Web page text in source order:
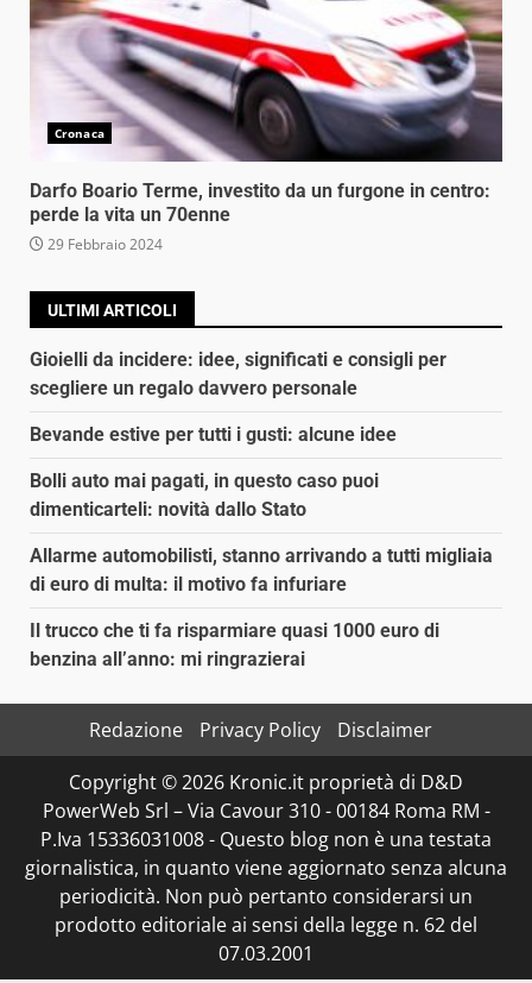
Cronaca
Darfo Boario Terme, investito da un furgone in centro:
perde la vita un 70enne
29 Febbraio 2024
ULTIMI ARTICOLI
Gioielli da incidere: idee, significati e consigli per
scegliere un regalo davvero personale
Bevande estive per tutti i gusti: alcune idee
Bolli auto mai pagati, in questo caso puoi
dimenticarteli: novità dallo Stato
Allarme automobilisti, stanno arrivando a tutti migliaia
di euro di multa: il motivo fa infuriare
Il trucco che ti fa risparmiare quasi 1000 euro di
benzina all’anno: mi ringrazierai
Redazione Privacy Policy
Disclaimer
Copyright © 2026 Kronic.it proprietà di D&D
PowerWeb Srl – Via Cavour 310 - 00184 Roma RM -
P.Iva 15336031008 - Questo blog non è una testata
giornalistica, in quanto viene aggiornato senza alcuna
periodicità. Non può pertanto considerarsi un
prodotto editoriale ai sensi della legge n. 62 del
07.03.2001